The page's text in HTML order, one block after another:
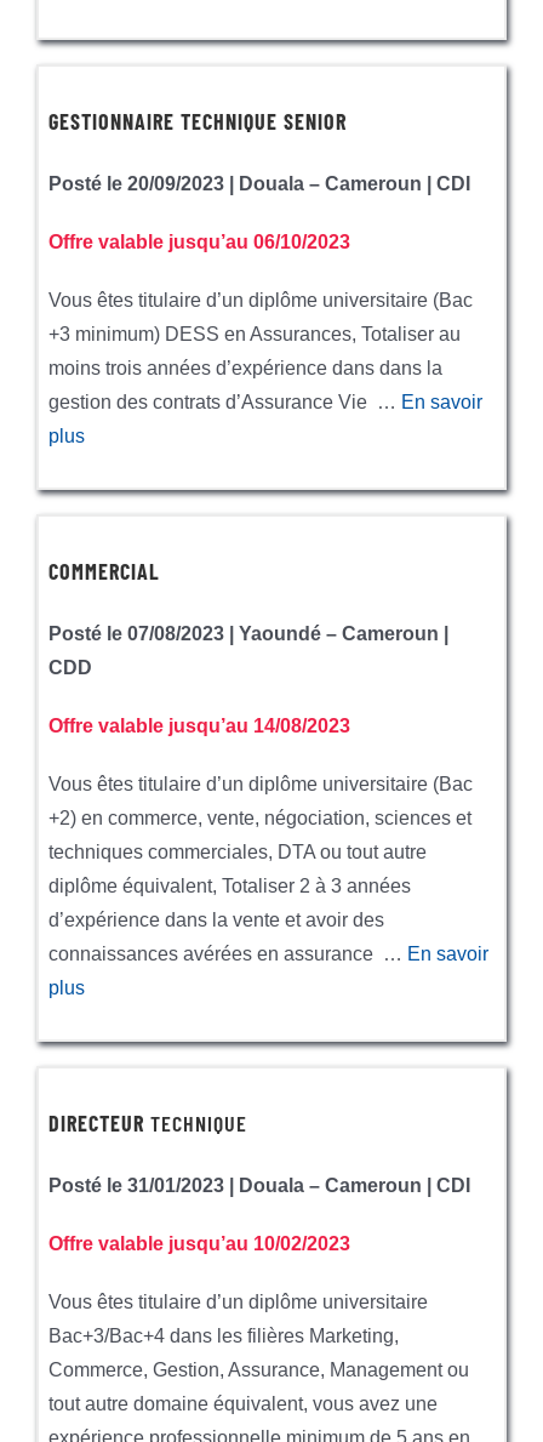
GESTIONNAIRE TECHNIQUE SENIOR
Posté le 20/09/2023 | Douala – Cameroun | CDI
Offre valable jusqu’au 06/10/2023
Vous êtes titulaire d’un diplôme universitaire (Bac
+3 minimum) DESS en Assurances, Totaliser au
moins trois années d’expérience dans dans la
gestion des contrats d’Assurance Vie … En savoir
plus
COMMERCIAL
Posté le 07/08/2023 | Yaoundé – Cameroun |
CDD
Offre valable jusqu’au 14/08/2023
Vous êtes titulaire d’un diplôme universitaire (Bac
+2) en commerce, vente, négociation, sciences et
techniques commerciales, DTA ou tout autre
diplôme équivalent, Totaliser 2 à 3 années
d’expérience dans la vente et avoir des
connaissances avérées en assurance … En savoir
plus
DIRECTEURTECHNIQUE
Posté le 31/01/2023 | Douala – Cameroun | CDI
Offre valable jusqu’au 10/02/2023
Vous êtes titulaire d’un diplôme universitaire
Bac+3/Bac+4 dans les filières Marketing,
Commerce, Gestion, Assurance, Management ou
tout autre domaine équivalent, vous avez une
expérience professionnelle minimum de 5 ans en